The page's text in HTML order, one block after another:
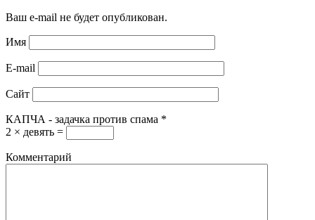
Ваш e-mail не будет опубликован.
Имя
E-mail
Сайт
КАПЧА - задачка против спама *
2 × девять =
Комментарий